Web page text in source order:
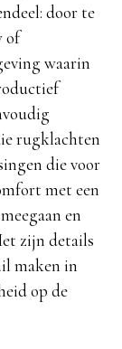
door te
of
waarin
rugklachten
die voor
met een
en
zijn details
maken in
op de